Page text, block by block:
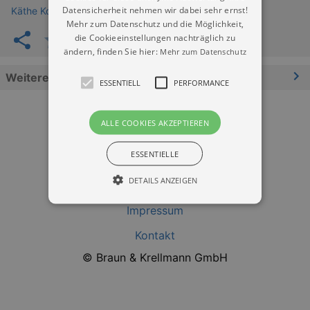
Käthe Kollwitz Haus Moritzburg
Weitere Informationen
Datenschutz
Impressum
Kontakt
© Braun & Krellmann GmbH
Datensicherheit nehmen wir dabei sehr ernst!
Mehr zum Datenschutz und die Möglichkeit,
die Cookieeinstellungen nachträglich zu
ändern, finden Sie hier: Mehr zum Datenschutz
ESSENTIELL PERFORMANCE
ALLE COOKIES AKZEPTIEREN
ESSENTIELLE
DETAILS ANZEIGEN
Essentiell Performance
Essentielle Cookies werden für die